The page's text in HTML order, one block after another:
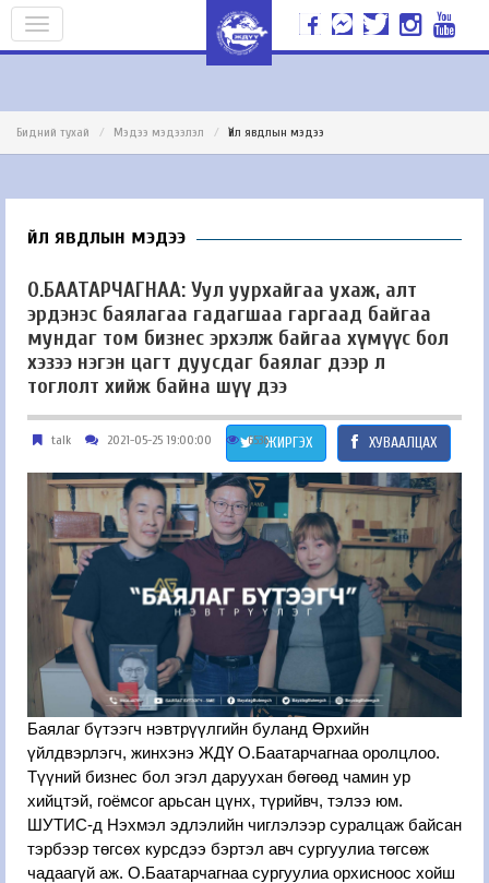
Бидний тухай Мэдээ мэдээлэл Үйл явдлын мэдээ
Үйл явдлын мэдээ
О.БААТАРЧАГНАА: Уул уурхайгаа ухаж, алт
эрдэнэс баялагаа гадагшаа гаргаад байгаа
мундаг том бизнес эрхэлж байгаа хүмүүс бол
хэзээ нэгэн цагт дуусдаг баялаг дээр л
тоглолт хийж байна шүү дээ
talk 2021-05-25 19:00:00 6536 ХУВААЛЦАХ
ЖИРГЭХ
Баялаг бүтээгч нэвтрүүлгийн буланд Өрхийн
үйлдвэрлэгч, жинхэнэ ЖДҮ О.Баатарчагнаа оролцлоо.
Түүний бизнес бол эгэл даруухан бөгөөд чамин ур
хийцтэй, гоёмсог арьсан цүнх, түрийвч, тэлээ юм.
ШУТИС-д Нэхмэл эдлэлийн чиглэлээр суралцаж байсан
тэрбээр төгсөх курсдээ бэртэл авч сургуулиа төгсөж
чадаагүй аж. О.Баатарчагнаа сургуулиа орхисноос хойш